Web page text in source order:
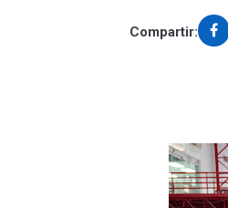
Compartir: